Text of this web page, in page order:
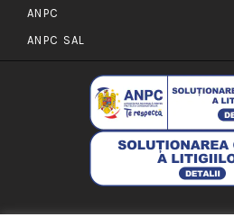
ANPC
ANPC SAL